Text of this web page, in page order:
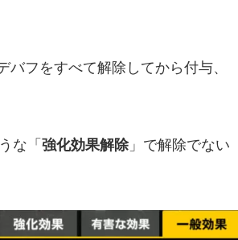
フをすべて解除してから付与、
な「強化効果解除」で解除でない